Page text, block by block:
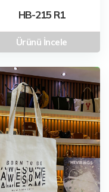
HB-215 R1
Ürünü İncele